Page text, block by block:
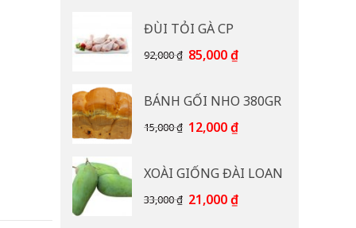
110,000 ₫.
ĐÙI TỎI GÀ CP
92,000₫ Giá
92,000 ₫.
85,000₫Giá
là:
85,000 ₫.
BÁNH GỐI NHO 380GR
15,000₫ Giá
15,000 ₫.
12,000₫Giá
là:
12,000 ₫.
XOÀI GIỐNG ĐÀI LOAN
33,000₫ Giá
21,000₫Giá